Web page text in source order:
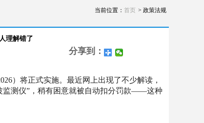
当前位置： 首页 > 政策法规
理解错了
分享到：
）将正式实施。最近网上出现了不少解读，
监测仪”，稍有困意就被自动扣分罚款——这种